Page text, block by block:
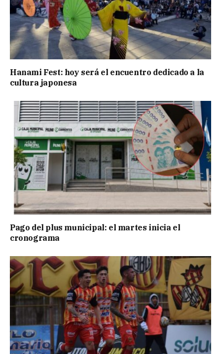
Hanami Fest: hoy será el encuentro dedicado a la
cultura japonesa
Pago del plus municipal: el martes inicia el
cronograma